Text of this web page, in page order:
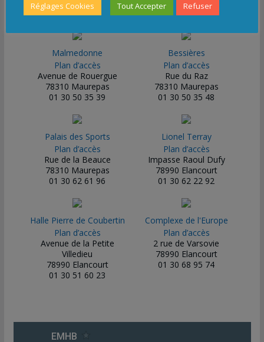
Vous pouveztélécharger le plan et adresse des gymnases
Malmedonne
Plan d’accès
Avenue de Rouergue
78310 Maurepas
01 30 50 35 39
Bessières
Plan d’accès
Rue du Raz
78310 Maurepas
01 30 50 35 48
Palais des Sports
Plan d’accès
Rue de la Beauce
78310 Maurepas
01 30 62 61 96
Lionel Terray
Plan d’accès
Impasse Raoul Dufy
78990 Elancourt
01 30 62 22 92
Halle Pierre de Coubertin
Plan d’accès
Avenue de la Petite
Villedieu
78990 Elancourt
01 30 51 60 23
Complexe de l'Europe
Plan d’accès
2 rue de Varsovie
78990 Elancourt
01 30 68 95 74
Réglages Cookies Tout Accepter Refuser